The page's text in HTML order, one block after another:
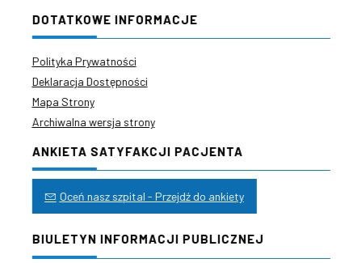
DOTATKOWE INFORMACJE
Polityka Prywatności
Deklaracja Dostępności
Mapa Strony
Archiwalna wersja strony
ANKIETA SATYFAKCJI PACJENTA
Oceń nasz szpital - Przejdź do ankiety
BIULETYN INFORMACJI PUBLICZNEJ